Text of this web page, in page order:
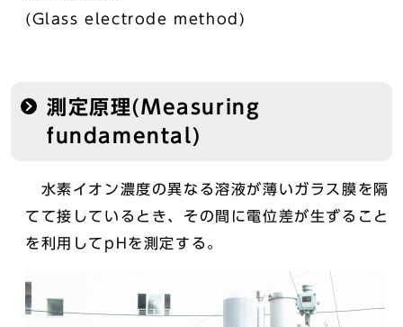
(Glass electrode method)
測定原理(Measuring
fundamental)
水素イオン濃度の異なる溶液が薄いガラス膜を隔
てて接しているとき、その間に電位差が生ずること
を利用してpHを測定する。